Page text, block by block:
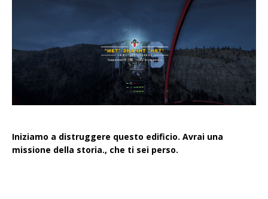
Iniziamo a distruggere questo edificio. Avrai una
missione della storia., che ti sei perso.